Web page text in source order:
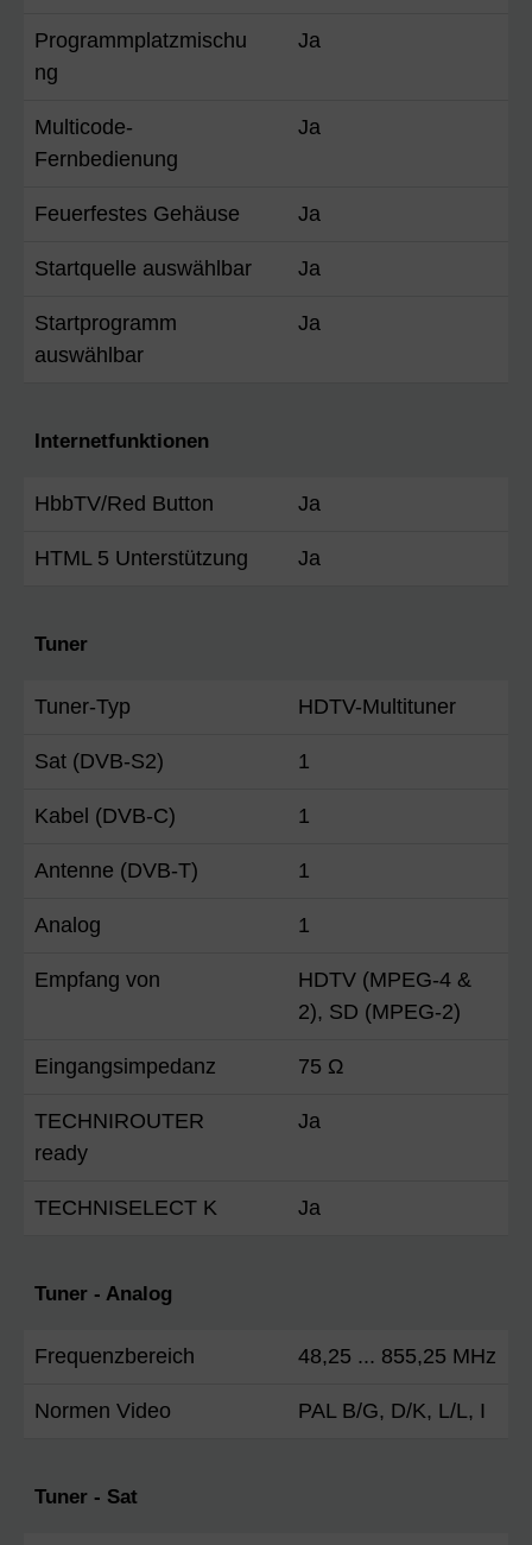
Programmplatzmischu
ng
Ja
Multicode-
Fernbedienung
Ja
Feuerfestes Gehäuse Ja
Startquelle auswählbar Ja
Startprogramm
auswählbar
Ja
Internetfunktionen
HbbTV/Red Button Ja
HTML 5 Unterstützung Ja
Tuner
Tuner-Typ HDTV-Multituner
Sat (DVB-S2) 1
Kabel (DVB-C) 1
Antenne (DVB-T) 1
Analog 1
Empfang von
HDTV (MPEG-4 &
2), SD (MPEG-2)
Eingangsimpedanz 75 Ω
TECHNIROUTER
ready
Ja
TECHNISELECT K Ja
Tuner - Analog
Frequenzbereich 48,25 ... 855,25 MHz
Normen Video PAL B/G, D/K, L/L, I
Tuner - Sat